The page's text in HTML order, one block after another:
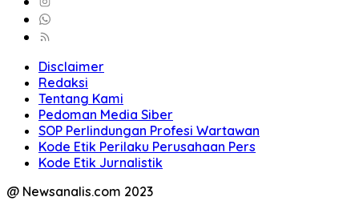
Disclaimer
Redaksi
Tentang Kami
Pedoman Media Siber
SOP Perlindungan Profesi Wartawan
Kode Etik Perilaku Perusahaan Pers
Kode Etik Jurnalistik
@ Newsanalis.com 2023